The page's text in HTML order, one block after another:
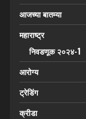
आजच्या बातम्या
महाराष्ट्र
निवडणूक २०२४-1
आरोग्य
ट्रेडिंग
क्रीडा